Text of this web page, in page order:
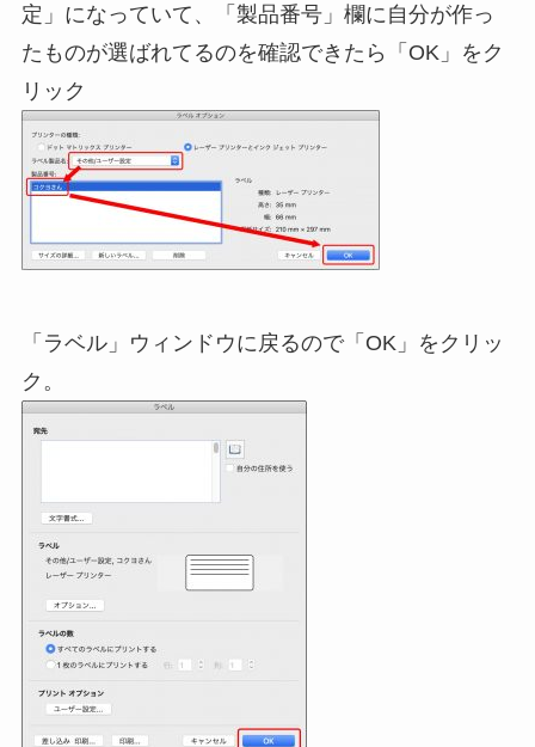
定」になっていて、「製品番号」欄に自分が作っ
たものが選ばれてるのを確認できたら「OK」をク
リック
「ラベル」ウィンドウに戻るので「OK」をクリッ
ク。